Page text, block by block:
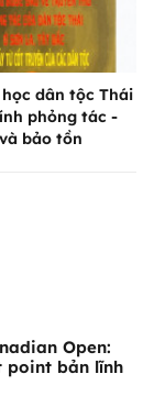
dân tộc Thái
phỏng tác -
bảo tồn
Open:
point bản lĩnh